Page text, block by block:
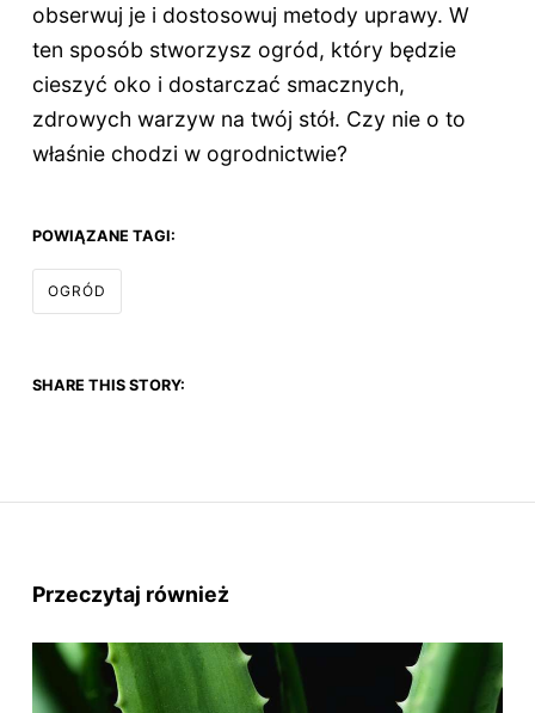
obserwuj je i dostosowuj metody uprawy. W
ten sposób stworzysz ogród, który będzie
cieszyć oko i dostarczać smacznych,
zdrowych warzyw na twój stół. Czy nie o to
właśnie chodzi w ogrodnictwie?
POWIĄZANE TAGI:
OGRÓD
SHARE THIS STORY:
Przeczytaj również